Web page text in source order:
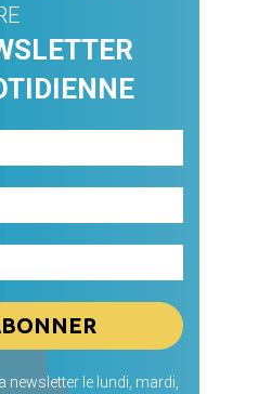
newsletter le lundi, mardi,